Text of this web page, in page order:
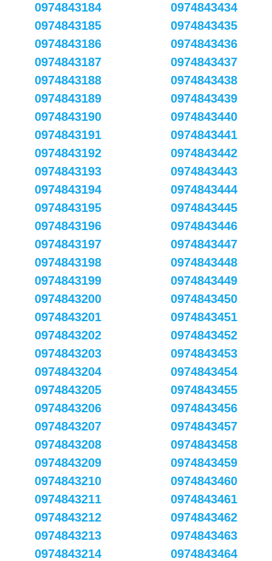
0974843184
0974843185
0974843186
0974843187
0974843188
0974843189
0974843190
0974843191
0974843192
0974843193
0974843194
0974843195
0974843196
0974843197
0974843198
0974843199
0974843200
0974843201
0974843202
0974843203
0974843204
0974843205
0974843206
0974843207
0974843208
0974843209
0974843210
0974843211
0974843212
0974843213
0974843214
0974843434
0974843435
0974843436
0974843437
0974843438
0974843439
0974843440
0974843441
0974843442
0974843443
0974843444
0974843445
0974843446
0974843447
0974843448
0974843449
0974843450
0974843451
0974843452
0974843453
0974843454
0974843455
0974843456
0974843457
0974843458
0974843459
0974843460
0974843461
0974843462
0974843463
0974843464